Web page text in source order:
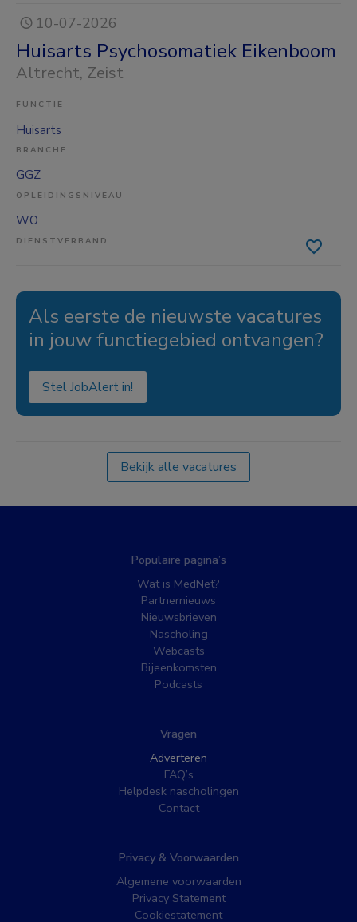
10-07-2026
Huisarts Psychosomatiek Eikenboom
Altrecht, Zeist
FUNCTIE
Huisarts
BRANCHE
GGZ
OPLEIDINGSNIVEAU
WO
DIENSTVERBAND
Als eerste de nieuwste vacatures
in jouw functiegebied ontvangen?
Stel JobAlert in!
Bekijk alle vacatures
Populaire pagina’s
Wat is MedNet?
Partnernieuws
Nieuwsbrieven
Nascholing
Webcasts
Bijeenkomsten
Podcasts
Vragen
Adverteren
FAQ’s
Helpdesk nascholingen
Contact
Privacy & Voorwaarden
Algemene voorwaarden
Privacy Statement
Cookiestatement